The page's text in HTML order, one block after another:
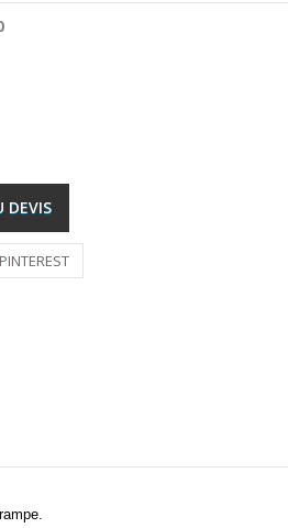
DEVIS
PINTEREST